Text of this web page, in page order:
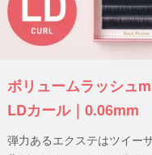
ボリュームラッシュ
LDカール｜0.06mm
弾力あるエクステはツイー